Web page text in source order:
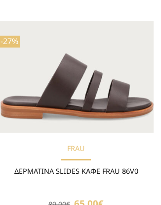
-27%
FRAU
ΔΕΡΜΑΤΙΝΑ SLIDES ΚΑΦΕ FRAU 86V0
Original Η